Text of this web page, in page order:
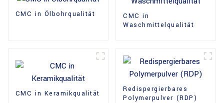
CMC in Ölbohrqualität
CMC in
Waschmittelqualität
CMC in Keramikqualität
Redispergierbares
Polymerpulver (RDP)